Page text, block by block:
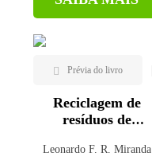
Reciclagem de
resíduos de
demolição
Leonardo F. R. Miranda